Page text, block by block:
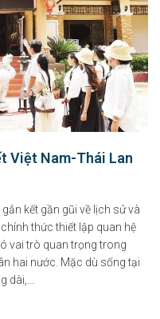
Việt Nam-Thái Lan
kết gần gũi về lịch sử và
thức thiết lập quan hệ
vai trò quan trọng trong
hai nước. Mặc dù sống tại